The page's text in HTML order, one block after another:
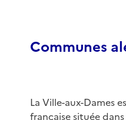
Communes
La Ville-aux-Dames
française située